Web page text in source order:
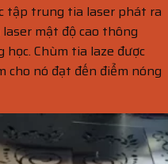
tập trung tia laser phát ra
mật độ cao thông
Chùm tia laze được
cho nó đạt đến điểm nóng